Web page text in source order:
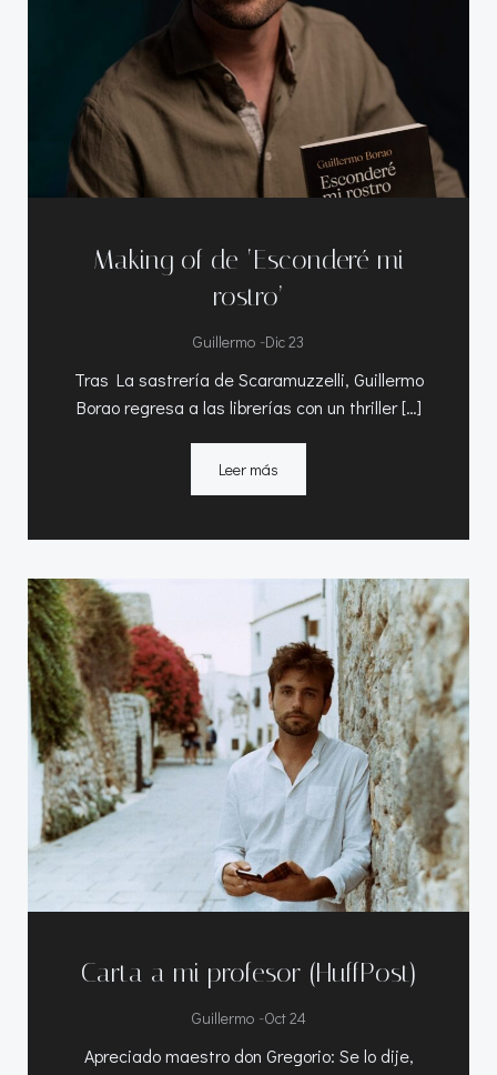
Making of de ‘Esconderé mi
rostro’
Guillermo -Dic 23
Tras La sastrería de Scaramuzzelli, Guillermo
Borao regresa a las librerías con un thriller […]
Leer más
Carta a mi profesor (HuffPost)
Guillermo -Oct 24
Apreciado maestro don Gregorio: Se lo dije,